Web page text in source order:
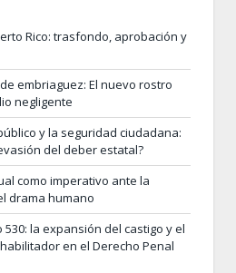
Rico: trasfondo, aprobación y
embriaguez: El nuevo rostro
negligente
y la seguridad ciudadana:
del deber estatal?
como imperativo ante la
drama humano
530: la expansión del castigo y el
en el Derecho Penal